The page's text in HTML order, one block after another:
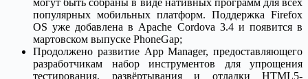
популярных мобильных платформ. Поддержка Firefox
OS уже добавлена в Apache Cordova 3.4 и появится в
мартовском выпуске PhoneGap;
Продолжено развитие App Manager, предоставляющего
разработчикам набор инструментов для упрощения
тестирования, развёртывания и отладки HTML5-